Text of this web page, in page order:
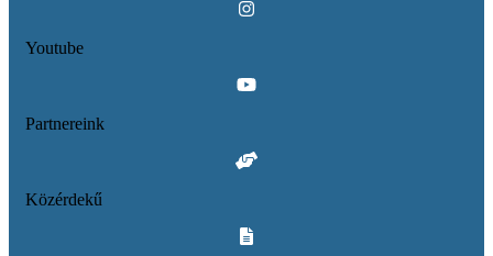
Youtube
Partnereink
Közérdekű